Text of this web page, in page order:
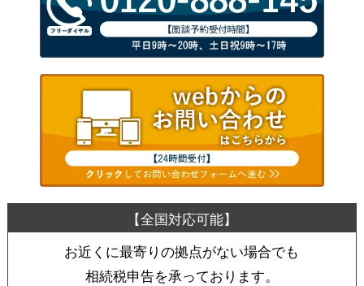
お近くに最寄りの拠点がない場合でも
相続税申告を承っております。